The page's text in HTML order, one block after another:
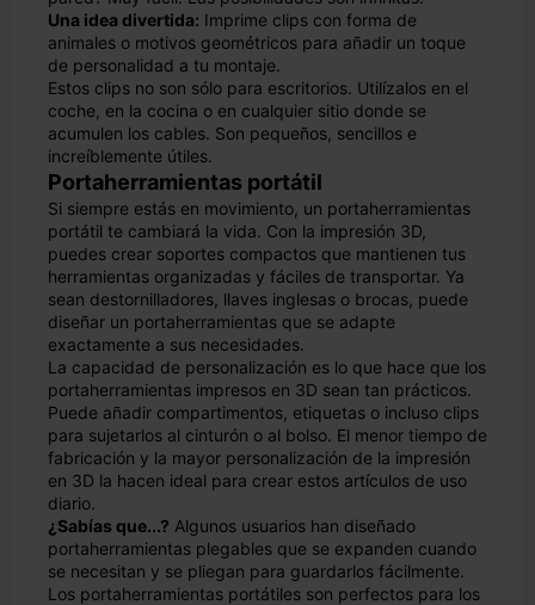
Una idea divertida: Imprime clips con forma de
animales o motivos geométricos para añadir un toque
de personalidad a tu montaje.
Estos clips no son sólo para escritorios. Utilízalos en el
coche, en la cocina o en cualquier sitio donde se
acumulen los cables. Son pequeños, sencillos e
increíblemente útiles.
Portaherramientas portátil
Si siempre estás en movimiento, un portaherramientas
portátil te cambiará la vida. Con la impresión 3D,
puedes crear soportes compactos que mantienen tus
herramientas organizadas y fáciles de transportar. Ya
sean destornilladores, llaves inglesas o brocas, puede
diseñar un portaherramientas que se adapte
exactamente a sus necesidades.
La capacidad de personalización es lo que hace que los
portaherramientas impresos en 3D sean tan prácticos.
Puede añadir compartimentos, etiquetas o incluso clips
para sujetarlos al cinturón o al bolso. El menor tiempo de
fabricación y la mayor personalización de la impresión
en 3D la hacen ideal para crear estos artículos de uso
diario.
¿Sabías que...? Algunos usuarios han diseñado
portaherramientas plegables que se expanden cuando
se necesitan y se pliegan para guardarlos fácilmente.
Los portaherramientas portátiles son perfectos para los